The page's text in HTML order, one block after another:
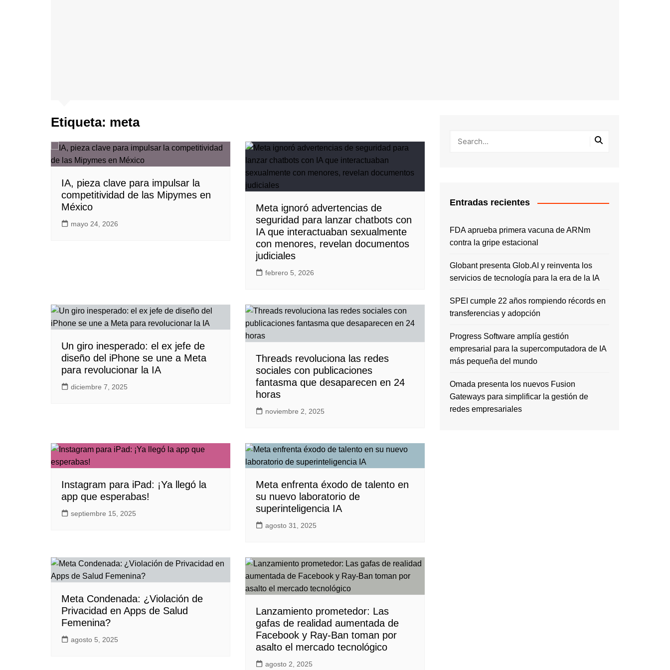
Etiqueta: meta
IA, pieza clave para impulsar la
competitividad de las Mipymes en
México
mayo 24, 2026
Meta ignoró advertencias de
seguridad para lanzar chatbots con
IA que interactuaban sexualmente
con menores, revelan documentos
judiciales
febrero 5, 2026
Un giro inesperado: el ex jefe de
diseño del iPhone se une a Meta
para revolucionar la IA
diciembre 7, 2025
Threads revoluciona las redes
sociales con publicaciones
fantasma que desaparecen en 24
horas
noviembre 2, 2025
Instagram para iPad: ¡Ya llegó la
app que esperabas!
septiembre 15, 2025
Meta enfrenta éxodo de talento en
su nuevo laboratorio de
superinteligencia IA
agosto 31, 2025
Meta Condenada: ¿Violación de
Privacidad en Apps de Salud
Femenina?
agosto 5, 2025
Lanzamiento prometedor: Las
gafas de realidad aumentada de
Facebook y Ray-Ban toman por
asalto el mercado tecnológico
agosto 2, 2025
Entradas recientes
FDA aprueba primera vacuna de ARNm
contra la gripe estacional
Globant presenta Glob.AI y reinventa los
servicios de tecnología para la era de la IA
SPEI cumple 22 años rompiendo récords en
transferencias y adopción
Progress Software amplía gestión
empresarial para la supercomputadora de IA
más pequeña del mundo
Omada presenta los nuevos Fusion
Gateways para simplificar la gestión de
redes empresariales